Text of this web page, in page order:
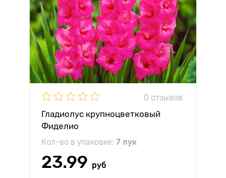
0 отзывов
Гладиолус крупноцветковый
Фиделио
Кол-во в упаковке: 7 лук
23.99 руб